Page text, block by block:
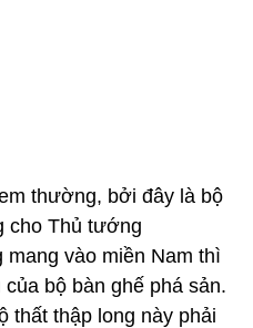
thường, bởi đây là bộ
cho Thủ tướng
vào miền Nam thì
bộ bàn ghế phá sản.
thất thập long này phải